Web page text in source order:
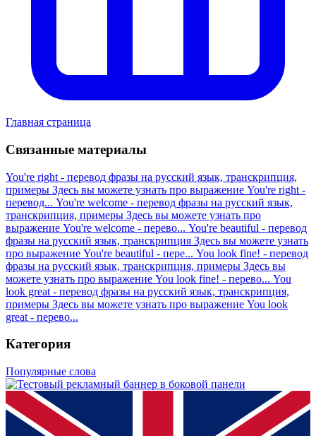
Главная страница
Связанные материалы
You're right - перевод фразы на русский язык, транскрипция,
примеры Здесь вы можете узнать про выражение You're right -
перевод... You're welcome - перевод фразы на русский язык,
транскрипция, примеры Здесь вы можете узнать про
выражение You're welcome - перево... You're beautiful - перевод
фразы на русский язык, транскрипция Здесь вы можете узнать
про выражение You're beautiful - пере... You look fine! - перевод
фразы на русский язык, транскрипция, примеры Здесь вы
можете узнать про выражение You look fine! - перево... You
look great - перевод фразы на русский язык, транскрипция,
примеры Здесь вы можете узнать про выражение You look
great - перево...
Категория
Популярные слова